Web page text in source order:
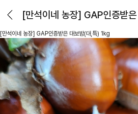
[만석이네 농장] GAP인증받은 대보밤(대,특) 1kg